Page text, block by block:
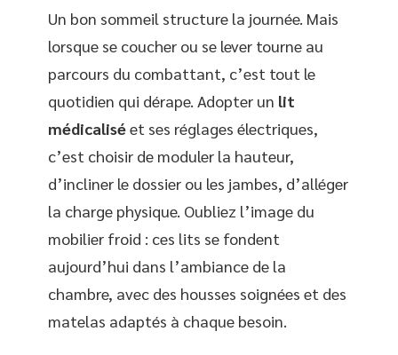
Un bon sommeil structure la journée. Mais
lorsque se coucher ou se lever tourne au
parcours du combattant, c’est tout le
quotidien qui dérape. Adopter un lit
médicaliséet ses réglages électriques,
c’est choisir de moduler la hauteur,
d’incliner le dossier ou les jambes, d’alléger
la charge physique. Oubliez l’image du
mobilier froid : ces lits se fondent
aujourd’hui dans l’ambiance de la
chambre, avec des housses soignées et des
matelas adaptés à chaque besoin.